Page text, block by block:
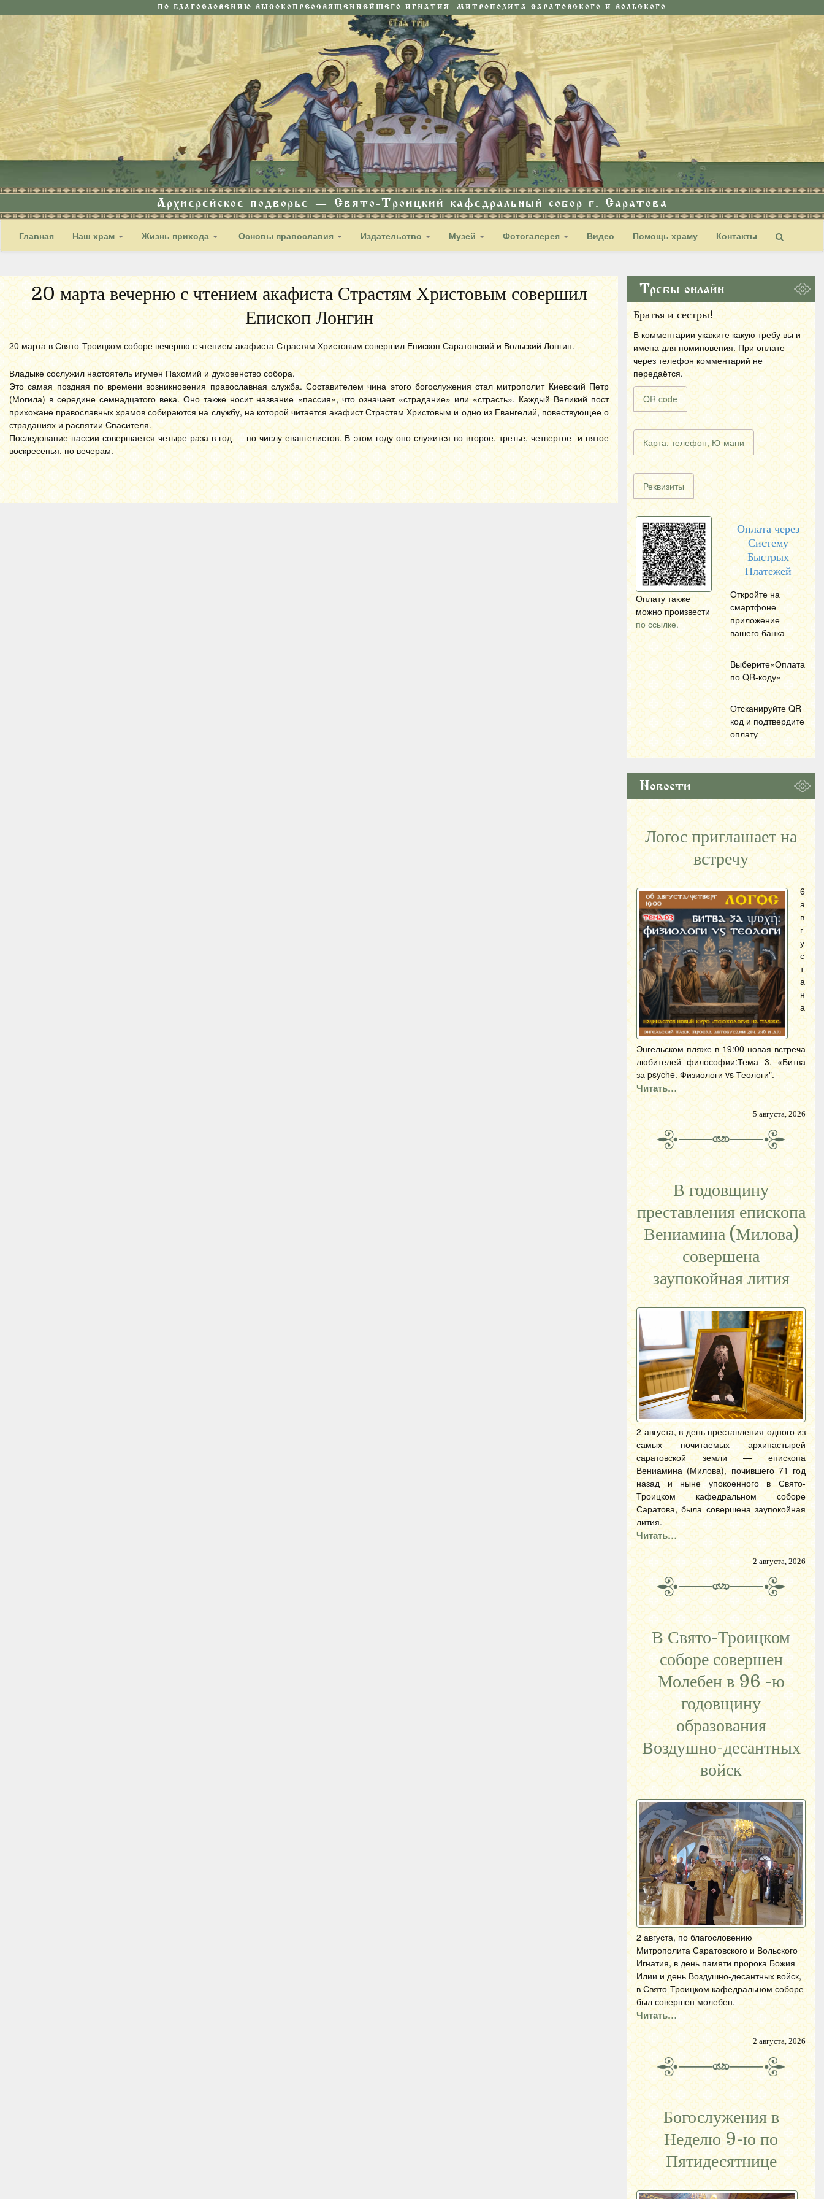
ПО БЛАГОСЛОВЕНИЮ ВЫСОКОПРЕОСВЯЩЕННЕЙШЕГО ИГНАТИЯ, МИТРОПОЛИТА САРАТОВСКОГО И ВОЛЬСКОГО
Архиерейское подворье — Свято-Троицкий кафедральный собор г. Саратова
Главная Наш храм Жизнь прихода Основы православия Издательство Музей Фотогалерея Видео Помощь храму Контакты
20 марта вечерню с чтением акафиста Страстям Христовым совершил
Епископ Лонгин
20 марта в Свято-Троицком соборе вечерню с чтением акафиста Страстям Христовым совершил Епископ Саратовский и Вольский Лонгин.
Владыке сослужил настоятель игумен Пахомий и духовенство собора.
Это самая поздняя по времени возникновения православная служба. Составителем чина этого богослужения стал митрополит Киевский Петр
(Могила) в середине семнадцатого века. Оно также носит название «пассия», что означает «страдание» или «страсть». Каждый Великий пост
прихожане православных храмов собираются на службу, на которой читается акафист Страстям Христовым и одно из Евангелий, повествующее о
страданиях и распятии Спасителя.
Последование пассии совершается четыре раза в год — по числу евангелистов. В этом году оно служится во второе, третье, четвертое и пятое
воскресенья, по вечерам.
Требы онлайн
Братья и сестры!
В комментарии укажите какую требу вы и
имена для поминовения. При оплате
через телефон комментарий не
передаётся.
QR code
Карта, телефон, Ю-мани
Реквизиты
Оплату также
можно произвести
по ссылке.
Оплата через
Систему
Быстрых
Платежей
Откройте на
смартфоне
приложение
вашего банка
Выберите«Оплата
по QR-коду»
Отсканируйте QR
код и подтвердите
оплату
Новости
Логос приглашает на
встречу
6
а
в
г
у
с
т
а
н
а
Энгельском пляже в 19:00 новая встреча
любителей философии:Тема 3. «Битва
за psyche. Физиологи vs Теологи".
Читать…
5 августа, 2026
В годовщину
преставления епископа
Вениамина (Милова)
совершена
заупокойная лития
2 августа, в день преставления одного из
самых почитаемых архипастырей
саратовской земли — епископа
Вениамина (Милова), почившего 71 год
назад и ныне упокоенного в Свято-
Троицком кафедральном соборе
Саратова, была совершена заупокойная
лития.
Читать…
2 августа, 2026
В Свято-Троицком
соборе совершен
Молебен в 96 -ю
годовщину
образования
Воздушно-десантных
войск
2 августа, по благословению
Митрополита Саратовского и Вольского
Игнатия, в день памяти пророка Божия
Илии и день Воздушно-десантных войск,
в Свято-Троицком кафедральном соборе
был совершен молебен.
Читать…
2 августа, 2026
Богослужения в
Неделю 9-ю по
Пятидесятнице